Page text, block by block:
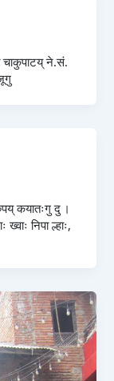
चाकुपाटय् ने.सं.
कयातःगु दु ।
निपा ल्हाः,